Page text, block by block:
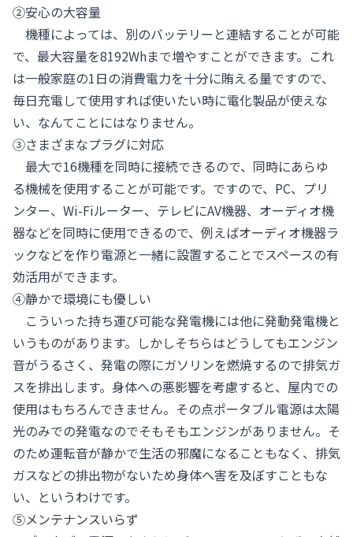
②安心の大容量
機種によっては、別のバッテリーと連結することが可能
で、最大容量を8192Whまで増やすことができます。これ
は一般家庭の1日の消費電力を十分に賄える量ですので、
毎日充電して使用すれば使いたい時に電化製品が使えな
い、なんてことにはなりません。
③さまざまなプラグに対応
最大で16機種を同時に接続できるので、同時にあらゆ
る機械を使用することが可能です。ですので、PC、プリ
ンター、Wi-Fiルーター、テレビにAV機器、オーディオ機
器などを同時に使用できるので、例えばオーディオ機器ラ
ックなどを作り電源と一緒に設置することでスペースの有
効活用ができます。
④静かで環境にも優しい
こういった持ち運び可能な発電機には他に発動発電機と
いうものがあります。しかしそちらはどうしてもエンジン
音がうるさく、発電の際にガソリンを燃焼するので排気ガ
スを排出します。身体への悪影響を考慮すると、屋内での
使用はもちろんできません。その点ポータブル電源は太陽
光のみでの発電なのでそもそもエンジンがありません。そ
のため運転音が静かで生活の邪魔になることもなく、排気
ガスなどの排出物がないため身体へ害を及ぼすこともな
い、というわけです。
⑤メンテナンスいらず